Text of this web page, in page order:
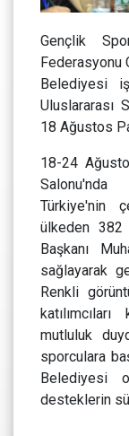
Gençlik
Federasyonu
Belediyesi
Uluslararası
18 Ağustos
18-24
Türkiye'nin
ülkeden 382
Başkanı
sağlayarak
Renkli
mutluluk
sporculara
Belediyesi
desteklerin